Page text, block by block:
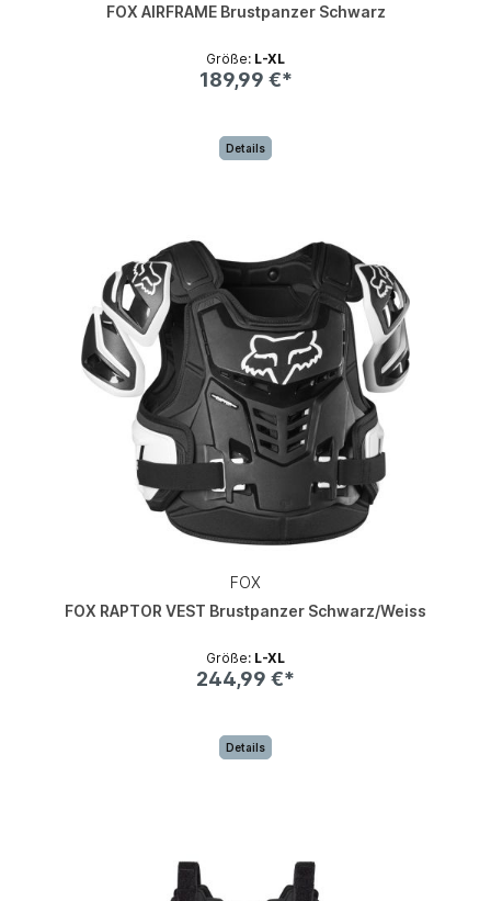
FOX AIRFRAME Brustpanzer Schwarz
Größe: L-XL
189,99 €*
Details
FOX
FOX RAPTOR VEST Brustpanzer Schwarz/Weiss
Größe: L-XL
244,99 €*
Details